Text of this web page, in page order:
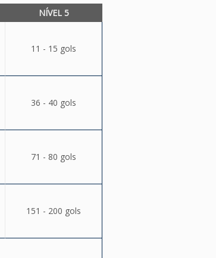
NÍVEL 5
11 - 15 gols
36 - 40 gols
71 - 80 gols
151 - 200 gols